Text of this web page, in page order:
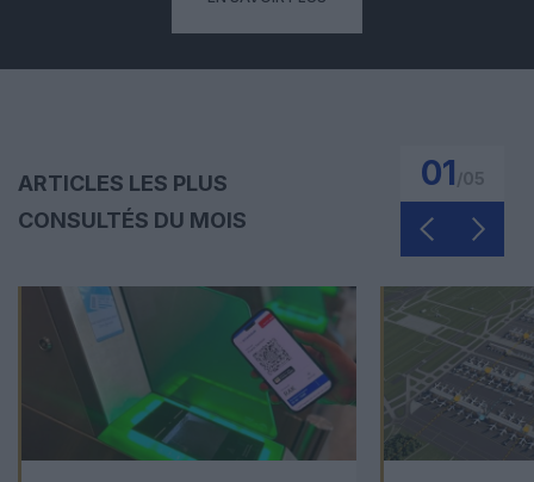
ARTICLES LES PLUS
CONSULTÉS DU MOIS
01